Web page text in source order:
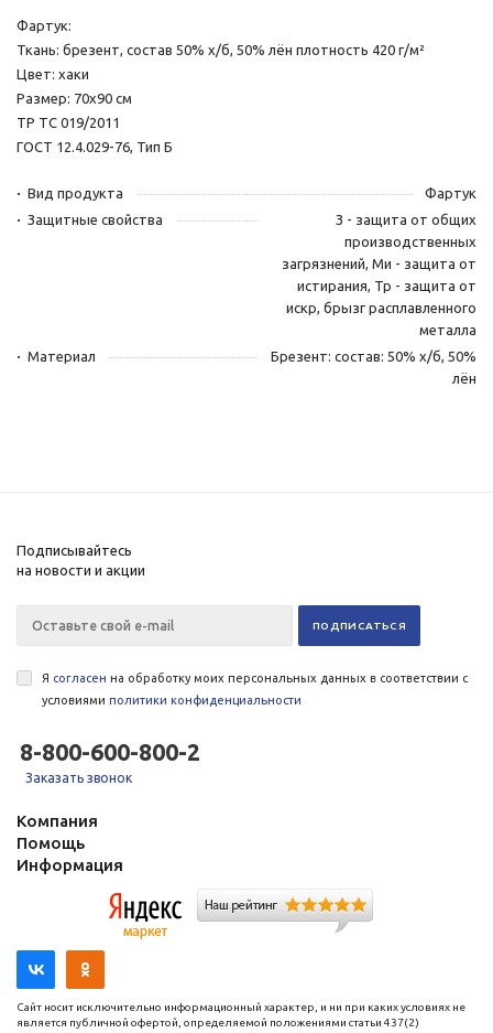
Фартук:
Ткань: брезент, состав 50% х/б, 50% лён плотность 420 г/м²
Цвет: хаки
Размер: 70х90 см
ТР ТС 019/2011
ГОСТ 12.4.029-76, Тип Б
Вид продукта
Фартук
Защитные свойства
З - защита от общих
производственных
загрязнений, Ми - защита от
истирания, Тр - защита от
искр, брызг расплавленного
металла
Материал
Брезент: состав: 50% х/б, 50%
лён
Подписывайтесь
на новости и акции
Я согласен на обработку моих персональных данных в соответствии с
условиями политики конфиденциальности
8-800-600-800-2
Заказать звонок
Компания
Помощь
Информация
Сайт носит исключительно информационный характер, и ни при каких условиях не
является публичной офертой, определяемой положениями статьи 437(2)